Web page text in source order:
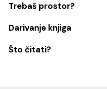
Trebaš prostor?
Darivanje knjiga
Što čitati?